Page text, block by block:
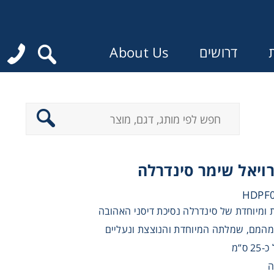
דרושים About Us
שימר סינדרלה
של סינדרלה נסיכת דיסני האהובה
שמלתה המיוחדת והנוצצת ונעליים